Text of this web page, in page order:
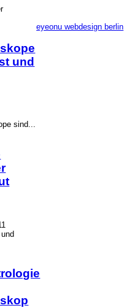
und
sind...
eyeonu webdesign berlin